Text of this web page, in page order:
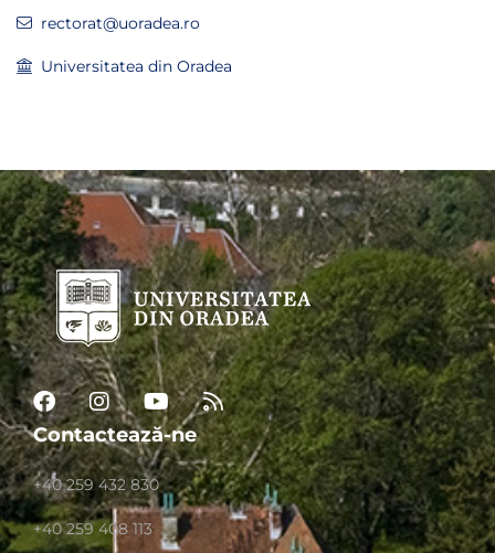
rectorat@uoradea.ro
Universitatea din Oradea
Contactează-ne
+40 259 432 830
+40 259 408 113